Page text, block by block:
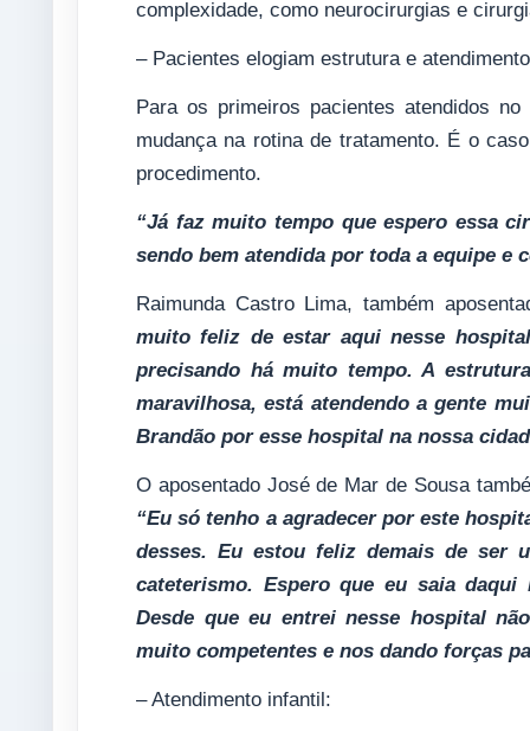
complexidade, como neurocirurgias e
– Pacientes elogiam estrutura e
Para os primeiros pacientes atendidos
mudança na rotina de tratamento. É o
procedimento.
“Já faz muito tempo que espero essa
sendo bem atendida por toda a equipe e
Raimunda Castro Lima, também
muito feliz de estar aqui nesse
precisando há muito tempo. A
maravilhosa, está atendendo a gente
Brandão por esse hospital na nossa
O aposentado José de Mar de Sousa
“Eu só tenho a agradecer por este
desses. Eu estou feliz demais de ser
cateterismo. Espero que eu saia
Desde que eu entrei nesse hospital
muito competentes e nos dando forças
– Atendimento infantil: